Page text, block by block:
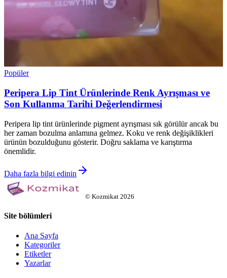
Popüler
Peripera Lip Tint Ürünlerinde Renk Ayrışması ve
Son Kullanma Tarihi Değerlendirmesi
Peripera lip tint ürünlerinde pigment ayrışması sık görülür ancak bu
her zaman bozulma anlamına gelmez. Koku ve renk değişiklikleri
ürünün bozulduğunu gösterir. Doğru saklama ve karıştırma
önemlidir.
Daha fazla bilgi edinin
© Kozmikat 2026
Site bölümleri
Ana Sayfa
Kategoriler
Etiketler
Yazarlar